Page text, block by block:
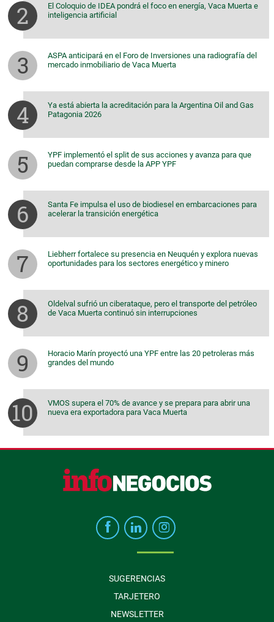
El Coloquio de IDEA pondrá el foco en energía, Vaca Muerta e
inteligencia artificial
ASPA anticipará en el Foro de Inversiones una radiografía del
mercado inmobiliario de Vaca Muerta
Ya está abierta la acreditación para la Argentina Oil and Gas
Patagonia 2026
YPF implementó el split de sus acciones y avanza para que
puedan comprarse desde la APP YPF
Santa Fe impulsa el uso de biodiesel en embarcaciones para
acelerar la transición energética
Liebherr fortalece su presencia en Neuquén y explora nuevas
oportunidades para los sectores energético y minero
Oldelval sufrió un ciberataque, pero el transporte del petróleo
de Vaca Muerta continuó sin interrupciones
Horacio Marín proyectó una YPF entre las 20 petroleras más
grandes del mundo
VMOS supera el 70% de avance y se prepara para abrir una
nueva era exportadora para Vaca Muerta
SUGERENCIAS
TARJETERO
NEWSLETTER